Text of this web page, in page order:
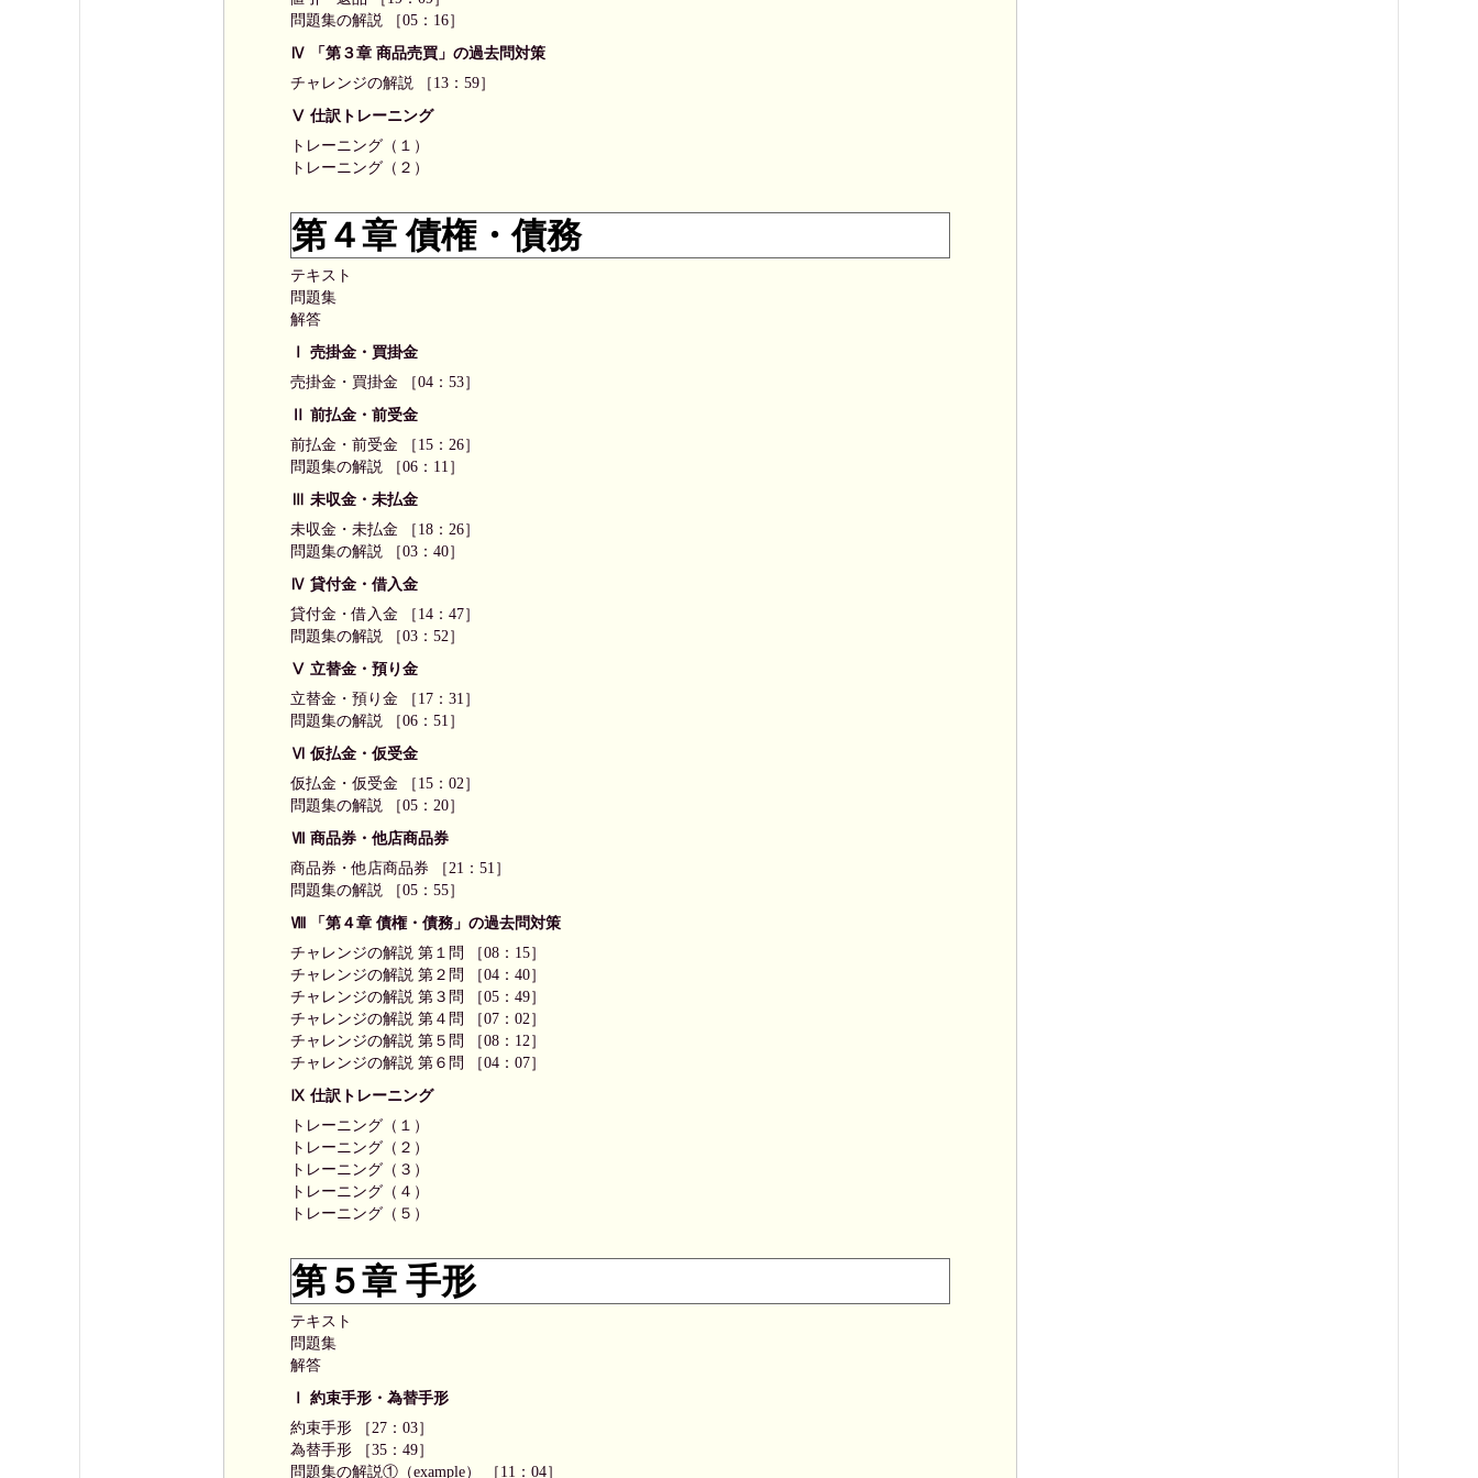
問題集の解説 ［05：16］
Ⅳ 「第３章 商品売買」の過去問対策
チャレンジの解説 ［13：59］
Ⅴ 仕訳トレーニング
トレーニング（１）
トレーニング（２）
第４章 債権・債務
テキスト
問題集
解答
Ⅰ 売掛金・買掛金
売掛金・買掛金 ［04：53］
Ⅱ 前払金・前受金
前払金・前受金 ［15：26］
問題集の解説 ［06：11］
Ⅲ 未収金・未払金
未収金・未払金 ［18：26］
問題集の解説 ［03：40］
Ⅳ 貸付金・借入金
貸付金・借入金 ［14：47］
問題集の解説 ［03：52］
Ⅴ 立替金・預り金
立替金・預り金 ［17：31］
問題集の解説 ［06：51］
Ⅵ 仮払金・仮受金
仮払金・仮受金 ［15：02］
問題集の解説 ［05：20］
Ⅶ 商品券・他店商品券
商品券・他店商品券 ［21：51］
問題集の解説 ［05：55］
Ⅷ 「第４章 債権・債務」の過去問対策
チャレンジの解説 第１問 ［08：15］
チャレンジの解説 第２問 ［04：40］
チャレンジの解説 第３問 ［05：49］
チャレンジの解説 第４問 ［07：02］
チャレンジの解説 第５問 ［08：12］
チャレンジの解説 第６問 ［04：07］
Ⅸ 仕訳トレーニング
トレーニング（１）
トレーニング（２）
トレーニング（３）
トレーニング（４）
トレーニング（５）
第５章 手形
テキスト
問題集
解答
Ⅰ 約束手形・為替手形
約束手形 ［27：03］
為替手形 ［35：49］
問題集の解説①（example） ［11：04］